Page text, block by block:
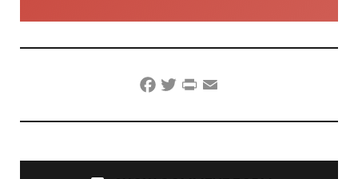
Facebook
TwitterPrintFriendly
Email